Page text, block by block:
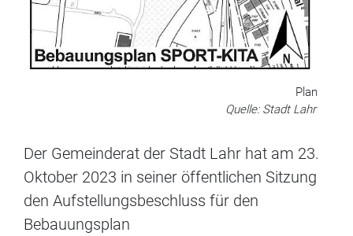
Plan
Quelle: Stadt Lahr
Der Gemeinderat der Stadt Lahr hat am 23.
Oktober 2023 in seiner öffentlichen Sitzung
den Aufstellungsbeschluss für den
Bebauungsplan